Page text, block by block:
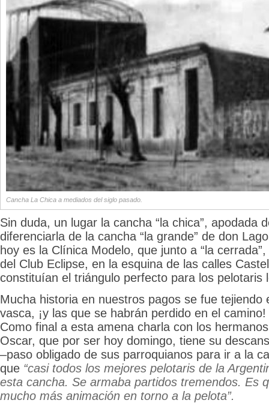
Cancha La Chica a mediados del siglo pasado.
Sin duda, un lugar la cancha “la chica”, apodada
diferenciarla de la cancha “la grande” de don
hoy es la Clínica Modelo, que junto a “la
del Club Eclipse, en la esquina de las calles
constituían el triángulo perfecto para los pelotaris
Mucha historia en nuestros pagos se fue tejiendo
vasca, ¡y las que se habrán perdido en el
Como final a esta amena charla con los
Oscar, que por ser hoy domingo, tiene su
–paso obligado de sus parroquianos para ir a la
que “casi todos los mejores pelotaris de la
esta cancha. Se armaba partidos tremendos. Es
mucho más animación en torno a la pelota”.